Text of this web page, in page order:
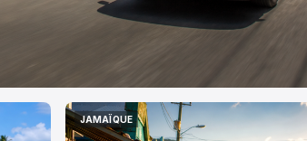
JAMAÏQUE
JAMAÏQUE